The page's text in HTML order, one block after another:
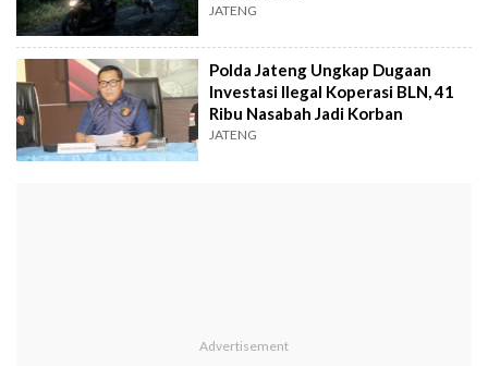
JATENG
Polda Jateng Ungkap Dugaan
Investasi Ilegal Koperasi BLN, 41
Ribu Nasabah Jadi Korban
JATENG